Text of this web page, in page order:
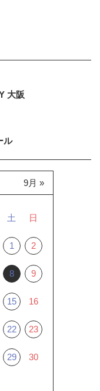
大阪
ル
土 日
1 2
8 9
15 16
22 23
29 30
9月 »